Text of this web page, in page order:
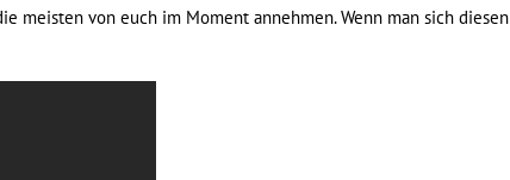
meisten von euch im Moment annehmen. Wenn man sich diesen